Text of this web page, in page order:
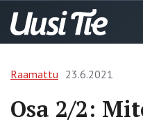
Raamattu 23.6.2021
Osa 2/2: